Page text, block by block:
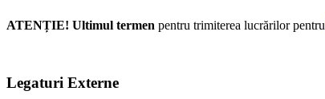
ATENȚIE! Ultimul termen pentru trimiterea lucrărilor pentru
Legaturi Externe